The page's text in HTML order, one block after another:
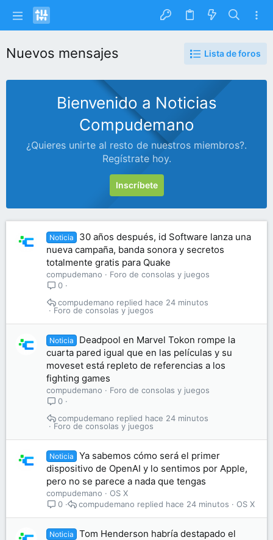
Nuevos mensajes Lista de foros
Bienvenido a Noticias
Compudemano
¿Quieres unirte al resto de nuestros miembros?.
Regístrate hoy.
Inscríbete
Noticia
30 años después, id Software lanza una
nueva campaña, banda sonora y secretos
totalmente gratis para Quake
compudemano
Foro de consolas y juegos
0
Foro de consolas y juegos
hace 24 minutos
compudemano
Noticia
Deadpool en Marvel Tokon rompe la
cuarta pared igual que en las películas y su
moveset está repleto de referencias a los
fighting games
compudemano
Foro de consolas y juegos
0
Foro de consolas y juegos
hace 24 minutos
compudemano
Noticia
Ya sabemos cómo será el primer
dispositivo de OpenAI y lo sentimos por Apple,
pero no se parece a nada que tengas
compudemano
OS X
0
OS X
hace 24 minutos
compudemano
Noticia
Tom Henderson habría destapado el